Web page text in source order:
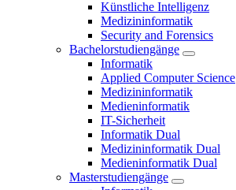
Künstliche Intelligenz
Medizininformatik
Security and Forensics
Bachelorstudiengänge
Informatik
Applied Computer Science
Medizininformatik
Medieninformatik
IT-Sicherheit
Informatik Dual
Medizininformatik Dual
Medieninformatik Dual
Masterstudiengänge